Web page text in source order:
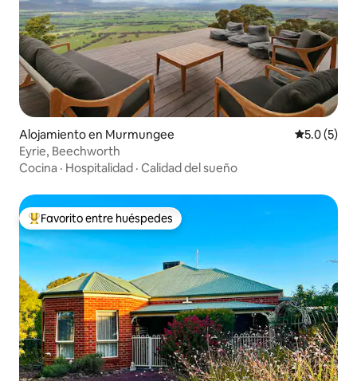
Alojamiento en Murmungee
5.0 (5)
Eyrie, Beechworth
Cocina · Hospitalidad · Calidad del sueño
Favorito entre huéspedes preferido
Favorito entre huéspedes